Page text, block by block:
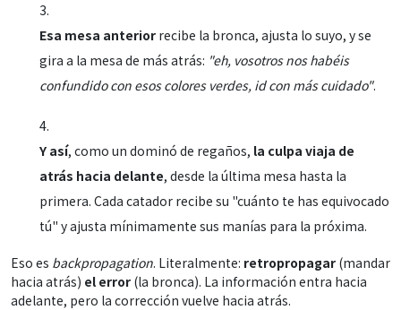
Esa mesa anterior recibe la bronca, ajusta lo suyo, y se
gira a la mesa de más atrás: "eh, vosotros nos habéis
confundido con esos colores verdes, id con más cuidado".
Y así, como un dominó de regaños, la culpa viaja de
atrás hacia delante, desde la última mesa hasta la
primera. Cada catador recibe su "cuánto te has equivocado
tú" y ajusta mínimamente sus manías para la próxima.
Eso es backpropagation. Literalmente: retropropagar (mandar
hacia atrás) el error (la bronca). La información entra hacia
adelante, pero la corrección vuelve hacia atrás.